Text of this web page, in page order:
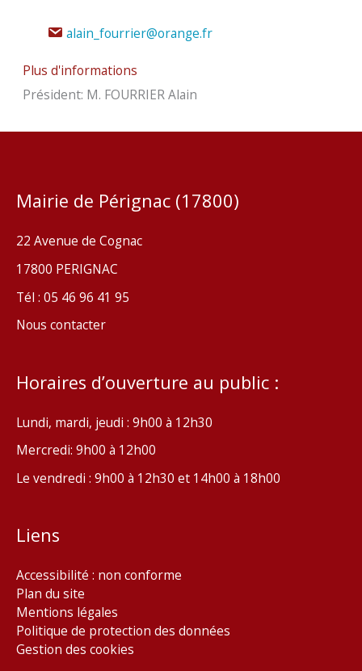
alain_fourrier@orange.fr
Plus d'informations
Président: M. FOURRIER Alain
Mairie de Pérignac (17800)
22 Avenue de Cognac
17800 PERIGNAC
Tél : 05 46 96 41 95
Nous contacter
Horaires d’ouverture au public :
Lundi, mardi, jeudi : 9h00 à 12h30
Mercredi: 9h00 à 12h00
Le vendredi : 9h00 à 12h30 et 14h00 à 18h00
Liens
Accessibilité : non conforme
Plan du site
Mentions légales
Politique de protection des données
Gestion des cookies